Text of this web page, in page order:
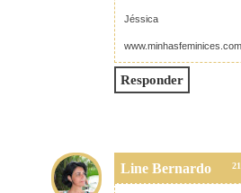
Jéssica
www.minhasfeminices.com
Responder
Line Bernardo